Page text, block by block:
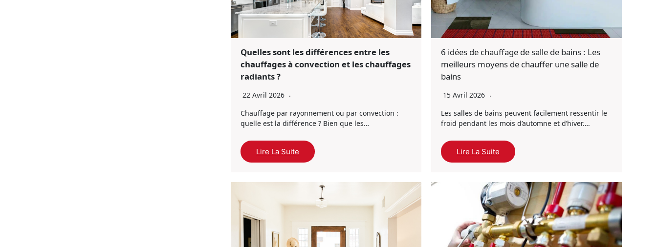
Quelles sont les différences entre les
chauffages à convection et les chauffages
radiants ?
22 Avril 2026
Chauffage par rayonnement ou par convection :
quelle est la différence ? Bien que les…
Lire La Suite
6 idées de chauffage de salle de bains : Les
meilleurs moyens de chauffer une salle de
bains
15 Avril 2026
Les salles de bains peuvent facilement ressentir le
froid pendant les mois d’automne et d’hiver….
Lire La Suite